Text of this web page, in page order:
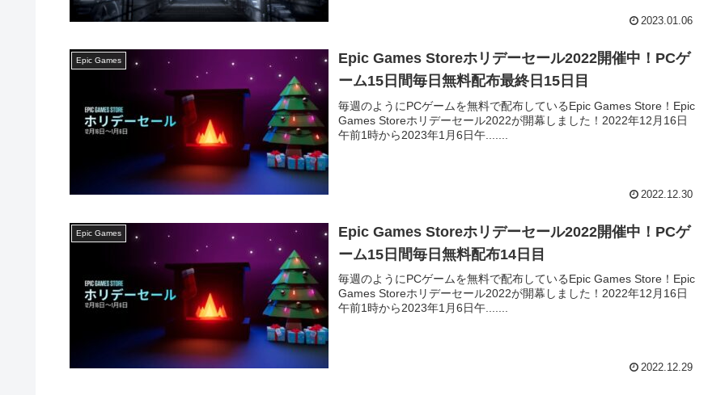
2023.01.06
Epic Games
Epic Games Storeホリデーセール2022開催中！PCゲ
ーム15日間毎日無料配布最終日15日目
毎週のようにPCゲームを無料で配布しているEpic Games Store！Epic
Games Storeホリデーセール2022が開幕しました！2022年12月16日
午前1時から2023年1月6日午.......
2022.12.30
Epic Games
Epic Games Storeホリデーセール2022開催中！PCゲ
ーム15日間毎日無料配布14日目
毎週のようにPCゲームを無料で配布しているEpic Games Store！Epic
Games Storeホリデーセール2022が開幕しました！2022年12月16日
午前1時から2023年1月6日午.......
2022.12.29